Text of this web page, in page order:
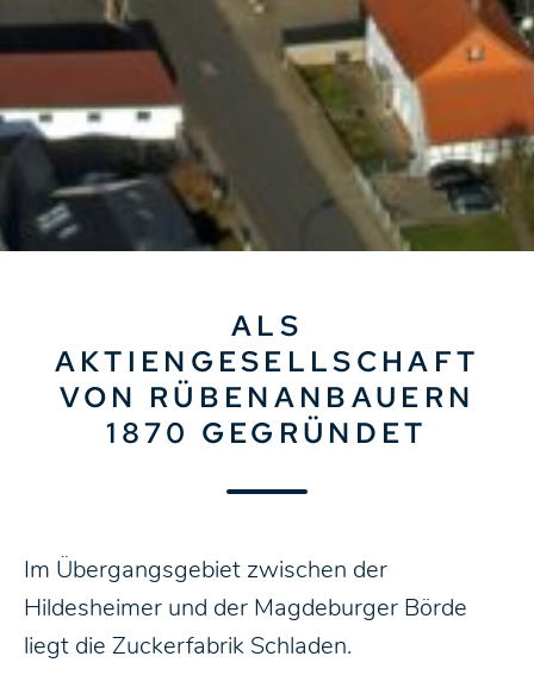
ALS
AKTIENGESELLSCHAFT
VON RÜBENANBAUERN
1870 GEGRÜNDET
Im Übergangsgebiet zwischen der
Hildesheimer und der Magdeburger Börde
liegt die Zuckerfabrik Schladen.